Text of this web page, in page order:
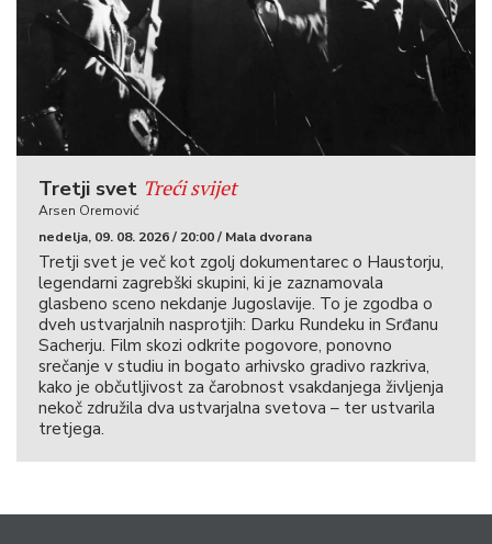
Tretji svet Treći svijet
Arsen Oremović
nedelja, 09. 08. 2026 / 20:00 / Mala dvorana
Tretji svet je več kot zgolj dokumentarec o Haustorju,
legendarni zagrebški skupini, ki je zaznamovala
glasbeno sceno nekdanje Jugoslavije. To je zgodba o
dveh ustvarjalnih nasprotjih: Darku Rundeku in Srđanu
Sacherju. Film skozi odkrite pogovore, ponovno
srečanje v studiu in bogato arhivsko gradivo razkriva,
kako je občutljivost za čarobnost vsakdanjega življenja
nekoč združila dva ustvarjalna svetova – ter ustvarila
tretjega.